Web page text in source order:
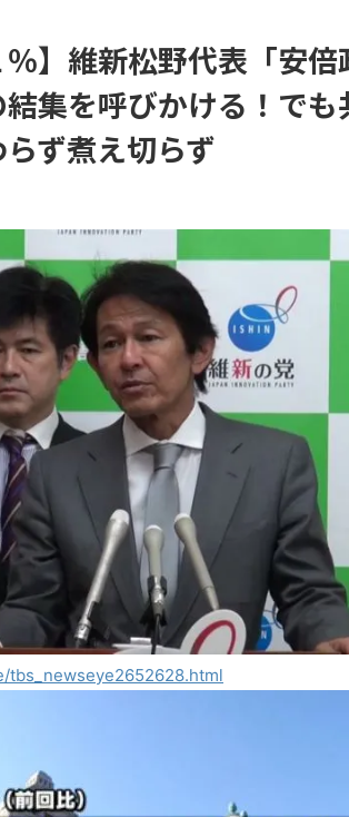
％】維新松野代表「安
集を呼びかける！でも
ず煮え切らず
tbs_newseye2652628.html